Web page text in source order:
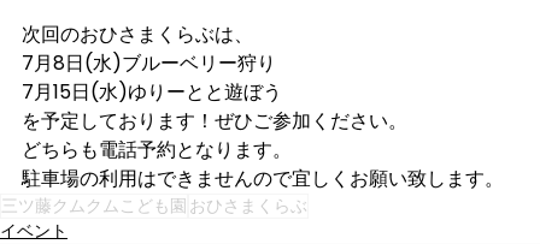
次回のおひさまくらぶは、
7月8日(水)ブルーベリー狩り
7月15日(水)ゆりーとと遊ぼう
を予定しております！ぜひご参加ください。
どちらも電話予約となります。
駐車場の利用はできませんので宜しくお願い致します。
三ツ藤クムクムこども園 おひさまくらぶ
イベント